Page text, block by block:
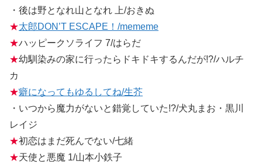
・後は野となれ山となれ 上/おきぬ
★太郎DON’T ESCAPE！/mememe
★ハッピークソライフ 7/はらだ
★幼馴染みの家に行ったらドキドキするんだが!?/ハルチ
カ
★癖になってもゆるしてね/生芥
・いつから魔力がないと錯覚していた!?/犬丸まお・黒川
レイジ
★初恋はまだ死んでない/七緒
★天使と悪魔 1/山本小鉄子